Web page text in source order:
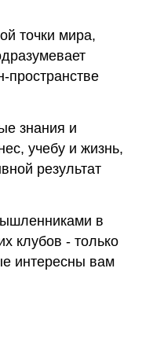
точки мира,
пространстве
знания и
учебу и жизнь,
результат
в
клубов - только
интересны вам